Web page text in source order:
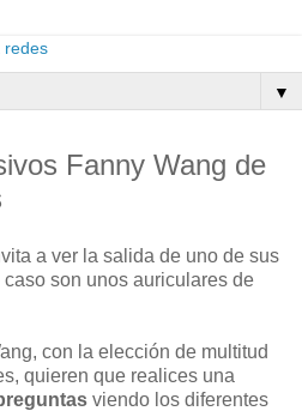
▼
Fanny Wang de
a ver la salida de uno de sus
son unos auriculares de
con la elección de multitud
quieren que realices una
viendo los diferentes